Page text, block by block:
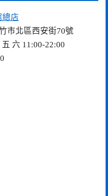
總店
市北區西安街70號
六 11:00-22:00